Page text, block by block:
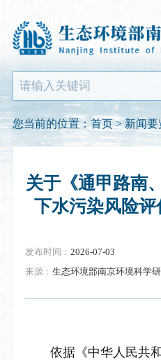
您当前的位置： 首页>新闻要
关于《通甲路南
下水污染风险
发布时间： 2026-07-03
来源： 生态环境部南京环境科学
依据《中华人民共